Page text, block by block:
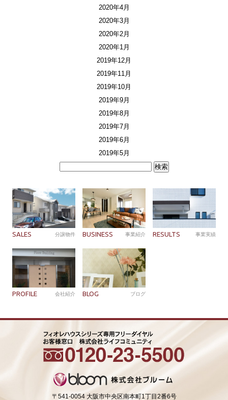
2020年4月
2020年3月
2020年2月
2020年1月
2019年12月
2019年11月
2019年10月
2019年9月
2019年8月
2019年7月
2019年6月
2019年5月
SALES 分譲物件 BUSINESS 事業紹介 RESULTS 事業実績
PROFILE 会社紹介 BLOG ブログ
〒541-0054 大阪市中央区南本町1丁目2番6号